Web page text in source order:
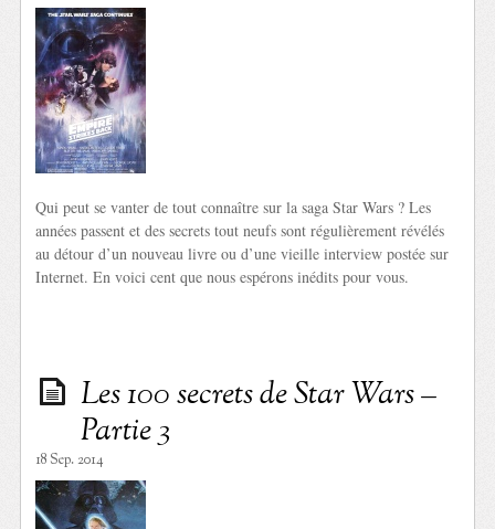
Qui peut se vanter de tout connaître sur la saga Star Wars ? Les
années passent et des secrets tout neufs sont régulièrement révélés
au détour d’un nouveau livre ou d’une vieille interview postée sur
Internet. En voici cent que nous espérons inédits pour vous.
Les 100 secrets de Star Wars –
Partie 3
18 Sep. 2014